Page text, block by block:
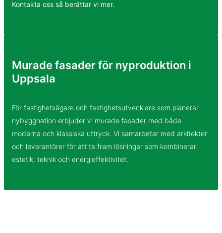
Kontakta oss så berättar vi mer.
Murade fasader för nyproduktion i
Uppsala
För fastighetsägare och fastighetsutvecklare som planerar
nybyggnation erbjuder vi murade fasader med både
moderna och klassiska uttryck. Vi samarbetar med arkitekter
och leverantörer för att ta fram lösningar som kombinerar
estetik, teknik och energieffektivitet.